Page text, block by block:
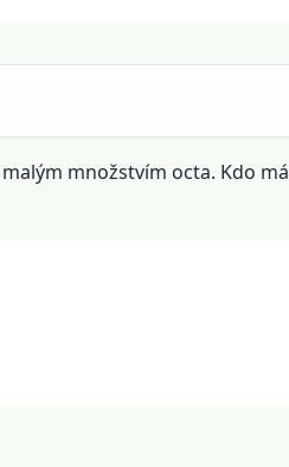
množstvím octa. Kdo má